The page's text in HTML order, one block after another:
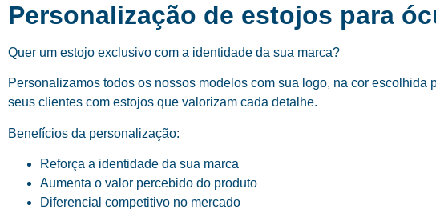
Personalização de estojos para
Quer um estojo exclusivo com a identidade da sua marca?
Personalizamos todos os nossos modelos com sua logo, na cor
seus clientes com estojos que valorizam cada detalhe.
Benefícios da personalização:
Reforça a identidade da sua marca
Aumenta o valor percebido do produto
Diferencial competitivo no mercado